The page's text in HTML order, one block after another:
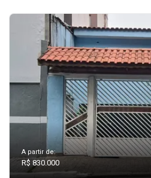
A partir de:
R$ 830.000